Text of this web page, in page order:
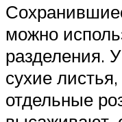
можно
разделения.
сухие
отдельные